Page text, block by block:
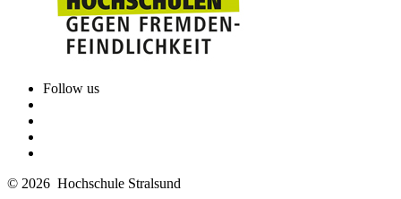
Follow us
© 2026 Hochschule Stralsund